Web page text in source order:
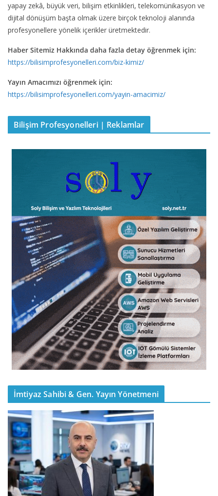
yapay zekâ, büyük veri, bilişim etkinlikleri, telekomünikasyon ve
dijital dönüşüm başta olmak üzere birçok teknoloji alanında
profesyonellere yönelik içerikler üretmektedir.
Haber Sitemiz Hakkında daha fazla detay öğrenmek için:
https://bilisimprofesyonelleri.com/biz-kimiz/
Yayın Amacımızı öğrenmek için:
https://bilisimprofesyonelleri.com/yayin-amacimiz/
Bilişim Profesyonelleri | Reklamlar
İmtiyaz Sahibi & Gen. Yayın Yönetmeni